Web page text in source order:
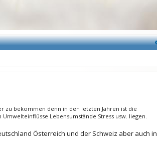
zu bekommen denn in den letzten Jahren ist die
Lebensumstände Stress usw. liegen.
Österreich und der Schweiz aber auch in